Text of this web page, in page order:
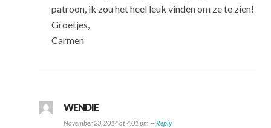
patroon, ik zou het heel leuk vinden om ze te zien!
Groetjes,
Carmen
WENDIE
November 23, 2014 at 4:01 pm —Reply